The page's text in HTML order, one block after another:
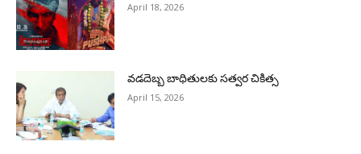
April 18, 2026
వడదెబ్బ బాధితులకు సత్వర చికిత్స
April 15, 2026